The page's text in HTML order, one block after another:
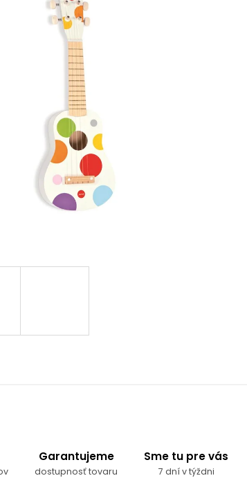
Garantujeme
dostupnosť tovaru
Sme tu pre vás
7 dní v týždni